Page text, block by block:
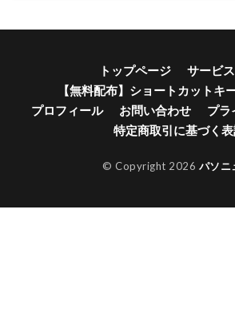
トップページ
サービ
【無料配布】ショートカットキ
プロフィール
お問い合わせ
プラ
特定商取引に基づく
© Copyright 2026 パソニ